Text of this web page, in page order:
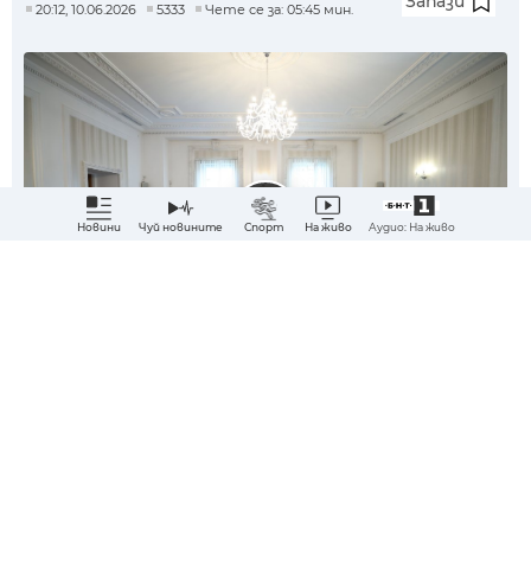
20:12, 10.06.2026 5333 Чете се за: 05:45 мин.
Новини Чуй новините Спорт На живо Аудио: На живо